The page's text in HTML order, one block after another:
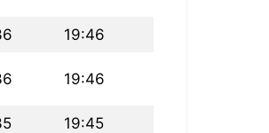
19:46
19:46
19:45